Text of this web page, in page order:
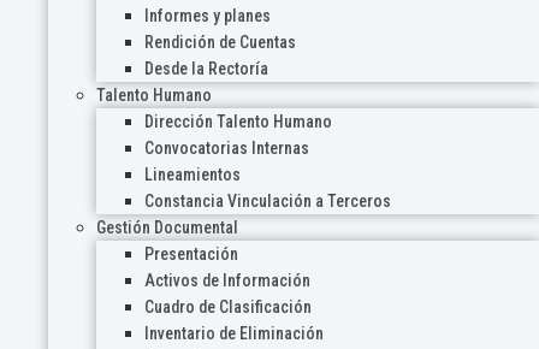
Informes y planes
Rendición de Cuentas
Desde la Rectoría
Talento Humano
Dirección Talento Humano
Convocatorias Internas
Lineamientos
Constancia Vinculación a Terceros
Gestión Documental
Presentación
Activos de Información
Cuadro de Clasificación
Inventario de Eliminación